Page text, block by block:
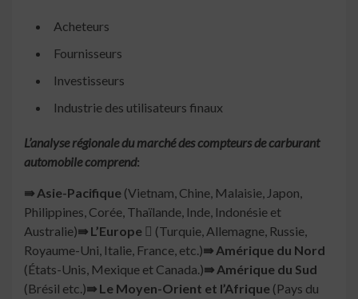
Acheteurs
Fournisseurs
Investisseurs
Industrie des utilisateurs finaux
L’analyse régionale du marché des compteurs de carburant
automobile comprend:
⇛ Asie-Pacifique (Vietnam, Chine, Malaisie, Japon,
Philippines, Corée, Thaïlande, Inde, Indonésie et
Australie)⇛ L’Europe  (Turquie, Allemagne, Russie,
Royaume-Uni, Italie, France, etc.)⇛ Amérique du Nord
(États-Unis, Mexique et Canada.)⇛ Amérique du Sud
(Brésil etc.)⇛ Le Moyen-Orient et l’Afrique (Pays du